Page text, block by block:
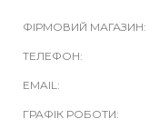
ФІРМОВИЙ МАГАЗИН:
ТЕЛЕФОН:
EMAIL:
ГРАФІК РОБОТИ: